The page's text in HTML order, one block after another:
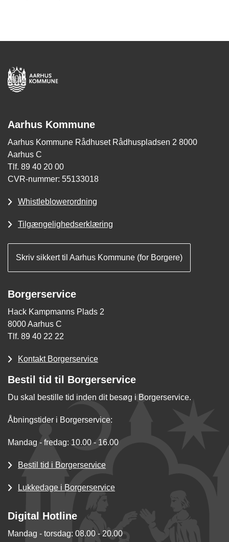
Aarhus Kommune
Aarhus Kommune Rådhuset Rådhuspladsen 2 8000
Aarhus C
Tlf. 89 40 20 00
CVR-nummer: 55133018
Whistleblowerordning
Tilgængelighedserklæring
Skriv sikkert til Aarhus Kommune (for Borgere)
Borgerservice
Hack Kampmanns Plads 2
8000 Aarhus C
Tlf. 89 40 22 22
Kontakt Borgerservice
Bestil tid til Borgerservice
Du skal bestille tid inden dit besøg i Borgerservice.
Åbningstider i Borgerservice:
Mandag - fredag: 10.00 - 16.00
Bestil tid i Borgerservice
Lukkedage i Borgerservice
Digital Hotline
Mandag - torsdag: 08.00 - 20.00